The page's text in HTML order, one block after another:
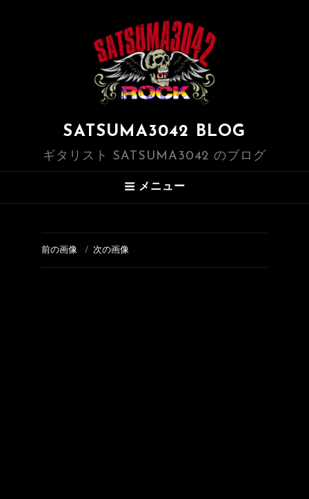
SATSUMA3042 BLOG
ギタリスト SATSUMA3042 のブログ
メニュー
前の画像 次の画像